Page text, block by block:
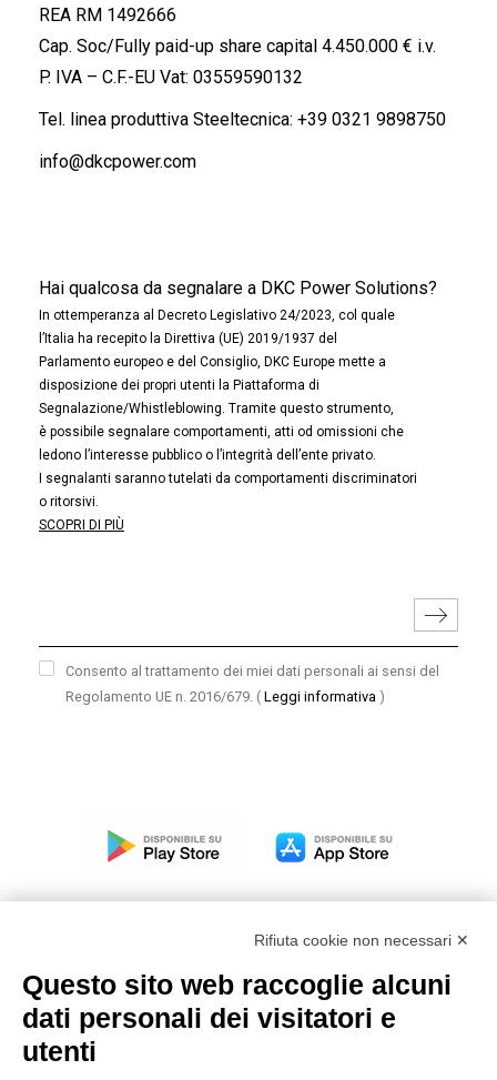
REA RM 1492666
Cap. Soc/Fully paid-up share capital 4.450.000 € i.v.
P. IVA – C.F.-EU Vat: 03559590132
Tel. linea produttiva Steeltecnica: +39 0321 9898750
info@dkcpower.com
Hai qualcosa da segnalare a DKC Power Solutions?
In ottemperanza al Decreto Legislativo 24/2023, col quale
l’Italia ha recepito la Direttiva (UE) 2019/1937 del
Parlamento europeo e del Consiglio, DKC Europe mette a
disposizione dei propri utenti la Piattaforma di
Segnalazione/Whistleblowing. Tramite questo strumento,
è possibile segnalare comportamenti, atti od omissioni che
ledono l’interesse pubblico o l’integrità dell’ente privato.
I segnalanti saranno tutelati da comportamenti discriminatori
o ritorsivi.
SCOPRI DI PIÙ
Consento al trattamento dei miei dati personali ai sensi del
Regolamento UE n. 2016/679. ( Leggi informativa )
Modello organizzativo, gestione e controllo – D. lgs.
231/2001
Rifiuta cookie non necessari ✕
Questo sito web raccoglie alcuni
dati personali dei visitatori e
utenti